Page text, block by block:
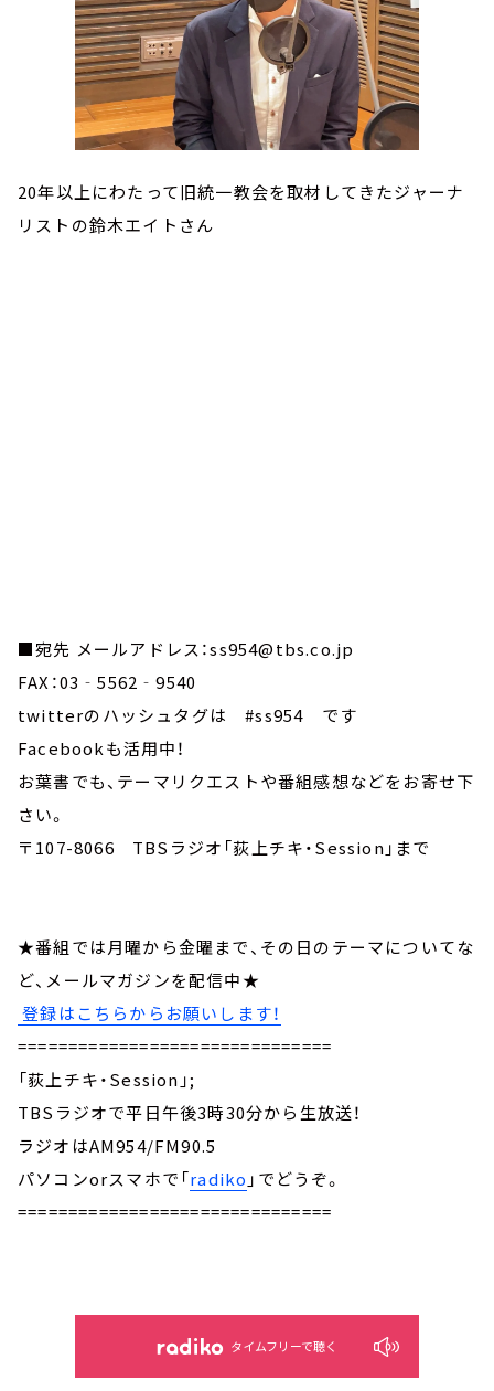
20年以上にわたって旧統一教会を取材してきたジャーナ
リストの鈴木エイトさん
■宛先 メールアドレス：ss954@tbs.co.jp
FAX：03‐5562‐9540
twitterのハッシュタグは #ss954 です
Facebookも活用中！
お葉書でも、テーマリクエストや番組感想などをお寄せ下
さい。
〒107-8066 TBSラジオ「荻上チキ・Session」まで
★番組では月曜から金曜まで、その日のテーマについてな
ど、メールマガジンを配信中★
登録はこちらからお願いします！
===============================
「荻上チキ・Session」;
TBSラジオで平日午後3時30分から生放送！
ラジオはAM954/FM90.5
パソコンorスマホで「radiko 」でどうぞ。
===============================
タイムフリーで聴く